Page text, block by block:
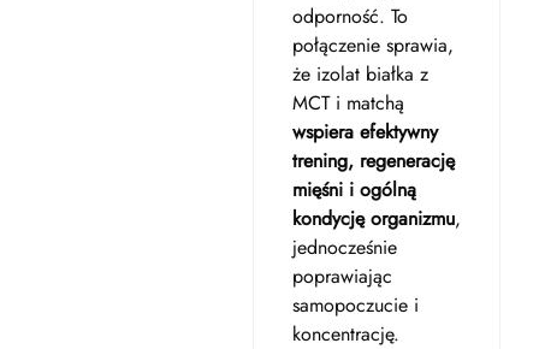
odporność. To
połączenie sprawia,
że izolat białka z
MCT i matchą
wspiera efektywny
trening, regenerację
mięśni i ogólną
kondycję organizmu,
jednocześnie
poprawiając
samopoczucie i
koncentrację.